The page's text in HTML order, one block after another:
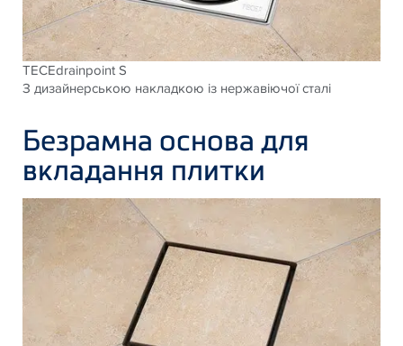
TECEdrainpoint S
З дизайнерською накладкою із нержавіючої сталі
Безрамна основа для
вкладання плитки